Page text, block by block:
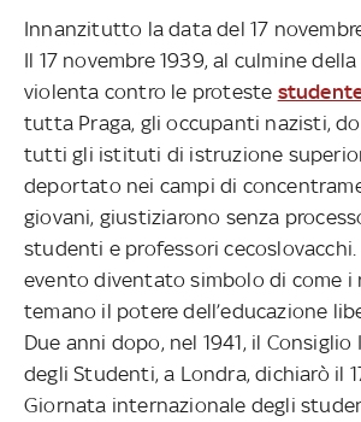
Innanzitutto la data del 17
Il 17 novembre 1939, al culmine
violenta contro le proteste
tutta Praga, gli occupanti nazisti,
tutti gli istituti di istruzione
deportato nei campi di
giovani, giustiziarono senza
studenti e professori
evento diventato simbolo di come i
temano il potere dell’educazione
Due anni dopo, nel 1941, il
degli Studenti, a Londra, dichiarò il
Giornata internazionale degli